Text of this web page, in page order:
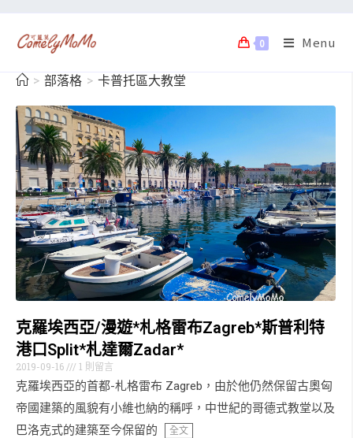
0 Menu
> 部落格 > 卡普托區大教堂
克羅埃西亞/漫遊*札格雷布Zagreb*斯普利特
港口Split*札達爾Zadar*
2019-09-16 1 則留言
克羅埃西亞的首都-札格雷布 Zagreb，由於他仍然保留古奧匈
帝國建築的風貌有小維也納的稱呼，中世紀的哥德式教堂以及
巴洛克式的建築至今保留的
全文